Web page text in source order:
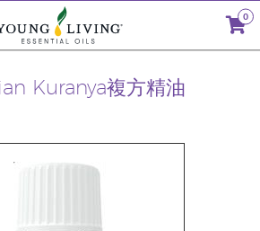
0
Kuranya複方精油